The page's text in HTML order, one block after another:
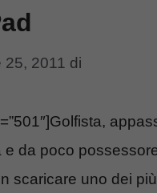
25, 2011 di
e da poco
scaricare uno dei